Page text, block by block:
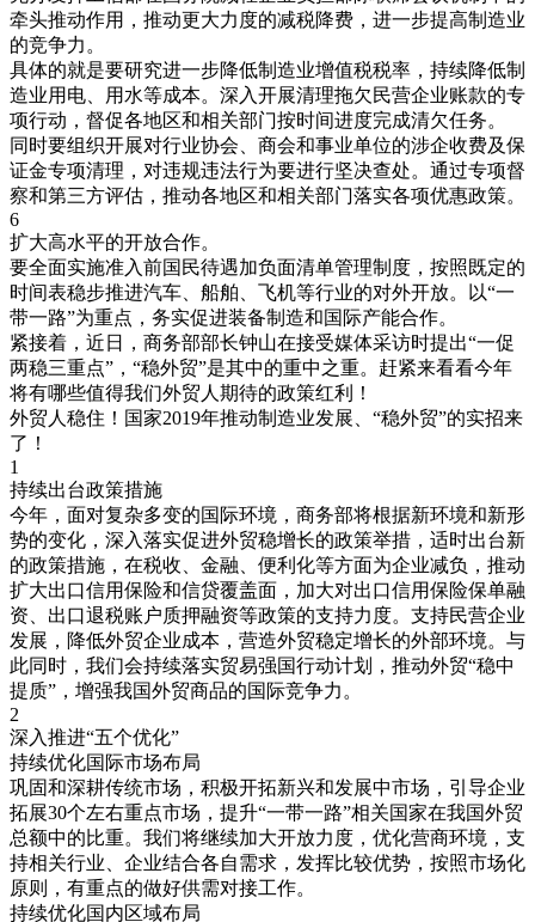
牵头推动作用，推动更大力度的减税降费，进一步提高制造业
的竞争力。
具体的就是要研究进一步降低制造业增值税税率，持续降低制
造业用电、用水等成本。深入开展清理拖欠民营企业账款的专
项行动，督促各地区和相关部门按时间进度完成清欠任务。
同时要组织开展对行业协会、商会和事业单位的涉企收费及保
证金专项清理，对违规违法行为要进行坚决查处。通过专项督
察和第三方评估，推动各地区和相关部门落实各项优惠政策。
6
扩大高水平的开放合作。
要全面实施准入前国民待遇加负面清单管理制度，按照既定的
时间表稳步推进汽车、船舶、飞机等行业的对外开放。以“一
带一路”为重点，务实促进装备制造和国际产能合作。
紧接着，近日，商务部部长钟山在接受媒体采访时提出“一促
两稳三重点”，“稳外贸”是其中的重中之重。赶紧来看看今年
将有哪些值得我们外贸人期待的政策红利！
外贸人稳住！国家2019年推动制造业发展、“稳外贸”的实招来
了！
1
持续出台政策措施
今年，面对复杂多变的国际环境，商务部将根据新环境和新形
势的变化，深入落实促进外贸稳增长的政策举措，适时出台新
的政策措施，在税收、金融、便利化等方面为企业减负，推动
扩大出口信用保险和信贷覆盖面，加大对出口信用保险保单融
资、出口退税账户质押融资等政策的支持力度。支持民营企业
发展，降低外贸企业成本，营造外贸稳定增长的外部环境。与
此同时，我们会持续落实贸易强国行动计划，推动外贸“稳中
提质”，增强我国外贸商品的国际竞争力。
2
深入推进“五个优化”
持续优化国际市场布局
巩固和深耕传统市场，积极开拓新兴和发展中市场，引导企业
拓展30个左右重点市场，提升“一带一路”相关国家在我国外贸
总额中的比重。我们将继续加大开放力度，优化营商环境，支
持相关行业、企业结合各自需求，发挥比较优势，按照市场化
原则，有重点的做好供需对接工作。
持续优化国内区域布局